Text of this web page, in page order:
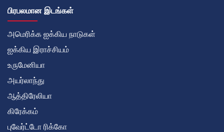
பிரபலமான இடங்கள்
அமெரிக்க ஐக்கிய நாடுகள்
ஐக்கிய இராச்சியம்
உருமேனியா
அயர்லாந்து
ஆத்திரேலியா
கிரேக்கம்
புவேர்ட்டோ ரிக்கோ